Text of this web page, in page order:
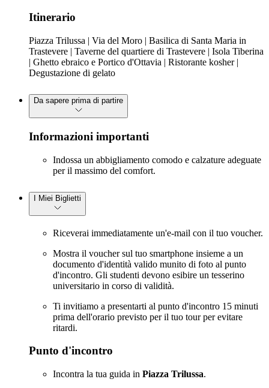
Itinerario
Piazza Trilussa | Via del Moro | Basilica di Santa Maria in
Trastevere | Taverne del quartiere di Trastevere | Isola Tiberina
| Ghetto ebraico e Portico d'Ottavia | Ristorante kosher |
Degustazione di gelato
Da sapere prima di partire
Informazioni importanti
Indossa un abbigliamento comodo e calzature adeguate
per il massimo del comfort.
I Miei Biglietti
Riceverai immediatamente un'e-mail con il tuo voucher.
Mostra il voucher sul tuo smartphone insieme a un
documento d'identità valido munito di foto al punto
d'incontro. Gli studenti devono esibire un tesserino
universitario in corso di validità.
Ti invitiamo a presentarti al punto d'incontro 15 minuti
prima dell'orario previsto per il tuo tour per evitare
ritardi.
Punto d'incontro
Incontra la tua guida in Piazza Trilussa.